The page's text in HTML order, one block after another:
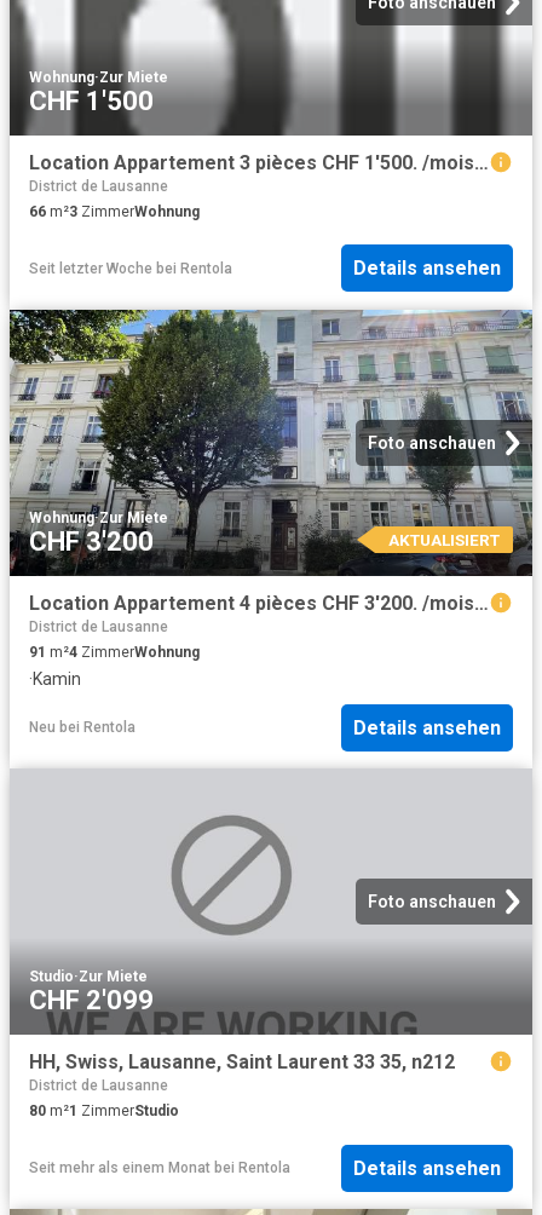
Wohnung·Zur Miete
CHF 1'500
Location Appartement 3 pièces CHF 1'500. /mois 66 m2 | immobilier.ch
District de Lausanne
66 m²3 ZimmerWohnung
Seit letzter Woche bei Rentola Details ansehen
Foto anschauen
Wohnung·Zur Miete
CHF 3'200 AKTUALISIERT
Location Appartement 4 pièces CHF 3'200. /mois 91 m2 | immobilier.ch
District de Lausanne
91 m²4 ZimmerWohnung
·Kamin
Neu bei Rentola Details ansehen
Foto anschauen
Studio·Zur Miete
CHF 2'099
HH, Swiss, Lausanne, Saint Laurent 33 35, n212
District de Lausanne
80 m²1 ZimmerStudio
Seit mehr als einem Monat bei Rentola Details ansehen